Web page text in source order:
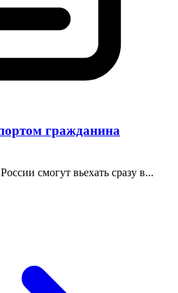
гражданина
смогут вьехать сразу в...